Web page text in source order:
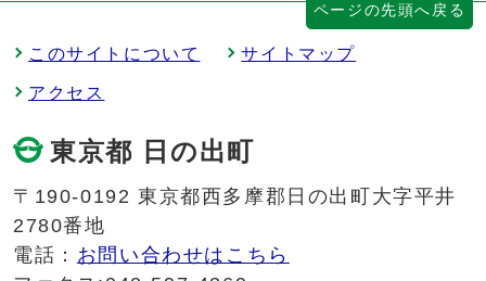
このサイトについて サイトマップ
アクセス
東京都 日の出町
〒190-0192 東京都西多摩郡日の出町大字平井
2780番地
電話： お問い合わせはこちら
ページの先頭へ戻る